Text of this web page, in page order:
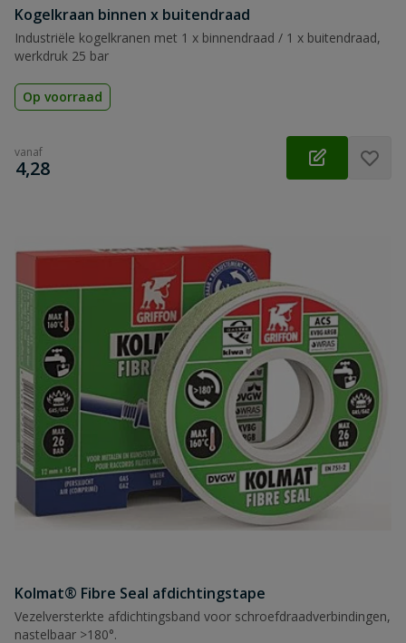
Kogelkraan binnen x buitendraad
Industriële kogelkranen met 1 x binnendraad / 1 x buitendraad,
werkdruk 25 bar
Op voorraad
vanaf
€
4,28
Kolmat® Fibre Seal afdichtingstape
Vezelversterkte afdichtingsband voor schroefdraadverbindingen,
nastelbaar >180°.